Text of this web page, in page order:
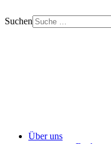
Suchen
Über uns